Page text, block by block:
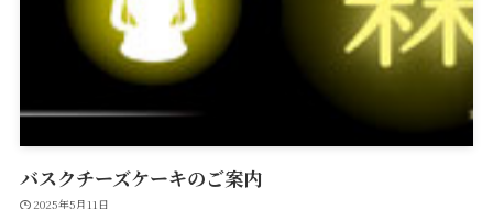
バスクチーズケーキのご案内
2025年5月11日